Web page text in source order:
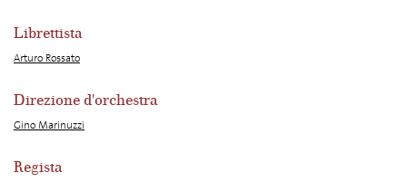
Librettista
Arturo Rossato
Direzione d'orchestra
Gino Marinuzzi
Regista